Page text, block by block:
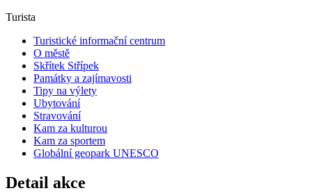
Turista
Turistické informační centrum
O městě
Skřítek Střípek
Památky a zajímavosti
Tipy na výlety
Ubytování
Stravování
Kam za kulturou
Kam za sportem
Globální geopark UNESCO
Detail akce